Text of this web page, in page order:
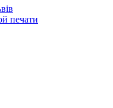
печати